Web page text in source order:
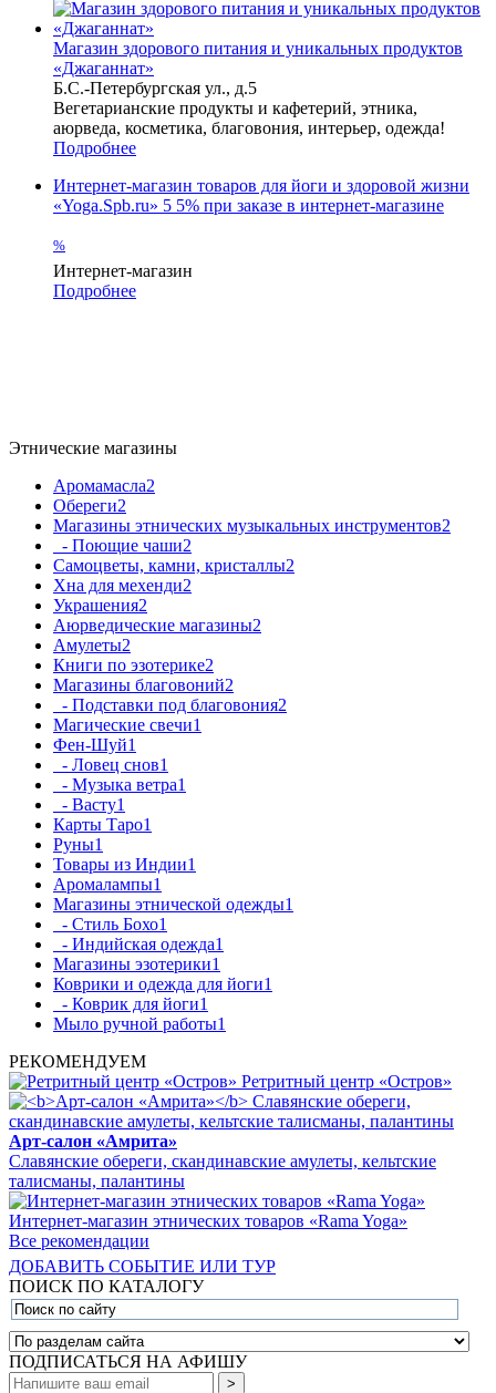
Магазин здорового питания и уникальных продуктов
«Джаганнат»
Б.С.-Петербургская ул., д.5
Вегетарианские продукты и кафетерий, этника,
аюрведа, косметика, благовония, интерьер, одежда!
Подробнее
Интернет-магазин товаров для йоги и здоровой жизни
«Yoga.Spb.ru» 5 5% при заказе в интернет-магазине
%
Интернет-магазин
Подробнее
Этнические магазины
Аромамасла2
Обереги2
Магазины этнических музыкальных инструментов2
- Поющие чаши2
Самоцветы, камни, кристаллы2
Хна для мехенди2
Украшения2
Аюрведические магазины2
Амулеты2
Книги по эзотерике2
Магазины благовоний2
- Подставки под благовония2
Магические свечи1
Фен-Шуй1
- Ловец снов1
- Музыка ветра1
- Васту1
Карты Таро1
Руны1
Товары из Индии1
Аромалампы1
Магазины этнической одежды1
- Стиль Бохо1
- Индийская одежда1
Магазины эзотерики1
Коврики и одежда для йоги1
- Коврик для йоги1
Мыло ручной работы1
РЕКОМЕНДУЕМ
Ретритный центр «Остров»
Арт-салон «Амрита»
Славянские обереги, скандинавские амулеты, кельтские
талисманы, палантины
Интернет-магазин этнических товаров «Rama Yoga»
Все рекомендации
ДОБАВИТЬ СОБЫТИЕ ИЛИ ТУР
ПОИСК ПО КАТАЛОГУ
ПОДПИСАТЬСЯ НА АФИШУ